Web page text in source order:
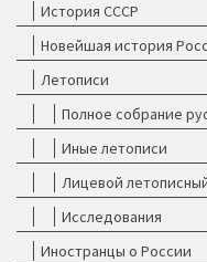
История СССР
Новейшая история
Летописи
Полное собрание
Иные летописи
Лицевой
Исследования
Иностранцы о России